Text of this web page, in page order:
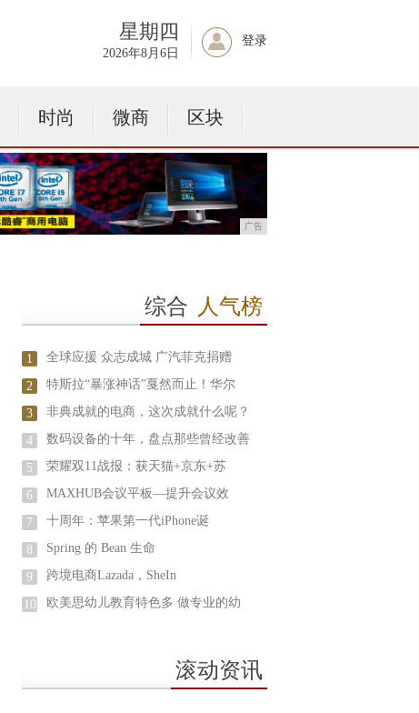
星期四
2026年8月6日
登录
时尚 微商 区块
广告
综合 人气榜
1 全球应援 众志成城 广汽菲克捐赠
2 特斯拉“暴涨神话”戛然而止！华尔
3 非典成就的电商，这次成就什么呢？
4 数码设备的十年，盘点那些曾经改善
5 荣耀双11战报：获天猫+京东+苏
6 MAXHUB会议平板—提升会议效
7 十周年：苹果第一代iPhone诞
8 Spring 的 Bean 生命
9 跨境电商Lazada，SheIn
10 欧美思幼儿教育特色多 做专业的幼
滚动资讯